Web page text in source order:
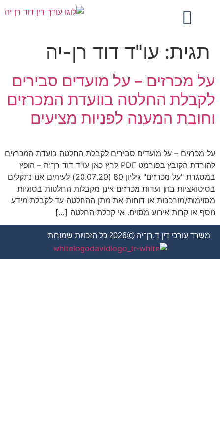
תגית: עו"ד דוד רן-יה
על מכרזים – על מועדים סבירים
לקבלת החלטה בוועדת המכרזים
וחובת המענה לפניות מציעים
על מכרזים – על מועדים סבירים לקבלת החלטה בועדת המכרזים
להורדת הקובץ בפורמט PDF לחץ כאן עו"ד דוד רן־יה – הופץ
במסגרת "על מכרזים" גיליון 80 (20.07.20) לעיתים אנו נתקלים
בסיטואציות בהן ועדות מכרזים אינן מקבלות החלטות בסוגיות
מסוימות/מורכבות או דוחות את מתן ההחלטה עד לקבלת מידע
נוסף או קרות אירוע מסוים. אי קבלת החלטה […]
משרד עורכי דין ד.רן־יה 2026Ⓒ כל הזכויות שמורות